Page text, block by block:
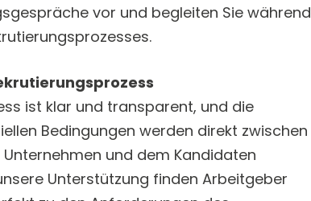
vor und begleiten Sie während
ist klar und transparent, und die
Bedingungen werden direkt zwischen
und dem Kandidaten
Unterstützung finden Arbeitgeber